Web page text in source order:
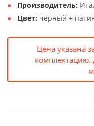
Производитель:
Цвет: чёрный +
Цена указана
комплектацию.